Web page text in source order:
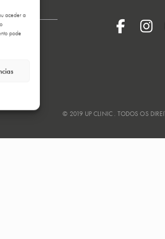
aceder a
pode
© 2019 UP CLINIC . TODOS OS